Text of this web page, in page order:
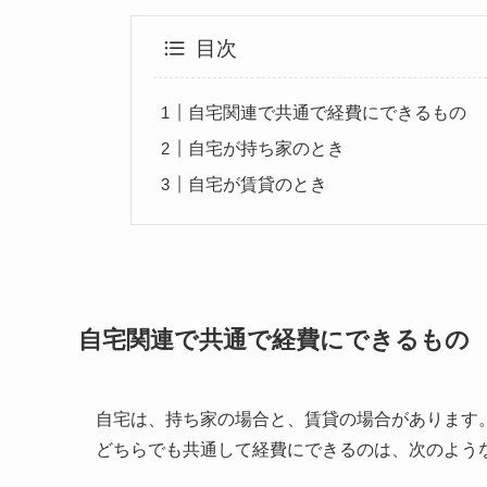
目次
自宅関連で共通で経費にできるもの
自宅が持ち家のとき
自宅が賃貸のとき
自宅関連で共通で経費にできるもの
自宅は、持ち家の場合と、賃貸の場合があります。
どちらでも共通して経費にできるのは、次のよう